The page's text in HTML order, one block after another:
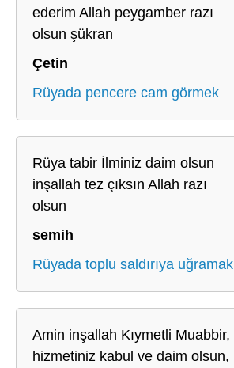
ederim Allah peygamber razı
olsun şükran
Çetin
Rüyada pencere cam görmek
Rüya tabir İlminiz daim olsun
inşallah tez çıksın Allah razı
olsun
semih
Rüyada toplu saldırıya uğramak
Amin inşallah Kıymetli Muabbir,
hizmetiniz kabul ve daim olsun,